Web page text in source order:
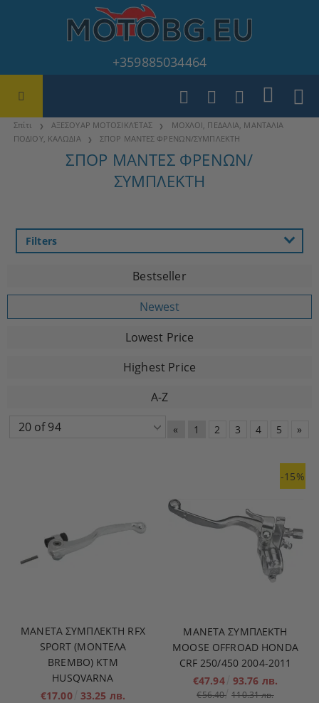
+359885034464
Σπίτι ΑΞΕΣΟΥΑΡ ΜΟΤΟΣΙΚΛΈΤΑΣ
ΜΟΧΛΟΙ, ΠΕΔΑΛΙΑ, ΜΑΝΤΑΛΙΑ
ΠΟΔΙΟΥ, ΚΑΛΩΔΙΑ
ΣΠΟΡ ΜΑΝΤΕΣ ΦΡΕΝΩΝ/ΣΥΜΠΛΕΚΤΗ
ΣΠΟΡ ΜΑΝΤΕΣ ΦΡΕΝΩΝ/
ΣΥΜΠΛΕΚΤΗ
Filters
Bestseller
Newest
Lowest Price
Highest Price
A-Z
« 1 2 3 4 5 »
ΜΑΝΈΤΑ ΣΥΜΠΛΈΚΤΗ RFX
SPORT (ΜΟΝΤΈΛΑ
BREMBO) KTM
HUSQVARNA
€17.00 33.25 лв.
-15%
ΜΑΝΈΤΑ ΣΥΜΠΛΈΚΤΗ
MOOSE OFFROAD HONDA
CRF 250/450 2004-2011
€47.94 93.76 лв.
€56.40 110.31 лв.